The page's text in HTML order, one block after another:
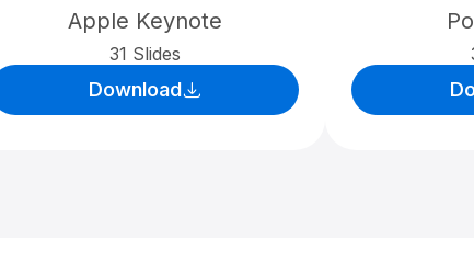
Apple Keynote
31 Slides
Download